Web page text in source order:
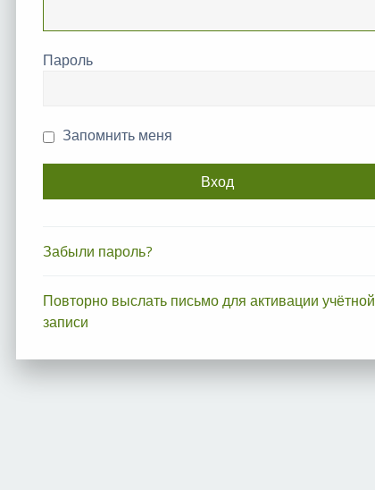
Пароль
Запомнить меня
Забыли пароль?
Повторно выслать письмо для активации учётной
записи